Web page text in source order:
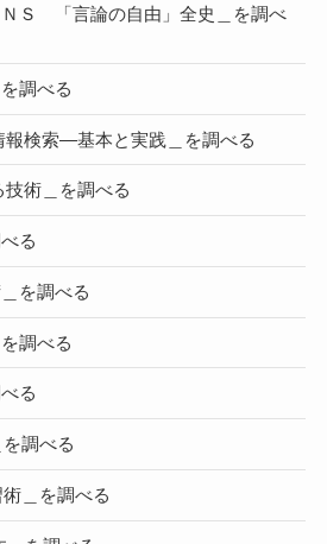
ＮＳ 「言論の自由」全史＿を調べ
調べる
報検索―基本と実践＿を調べる
術＿を調べる
る
を調べる
調べる
る
調べる
＿を調べる